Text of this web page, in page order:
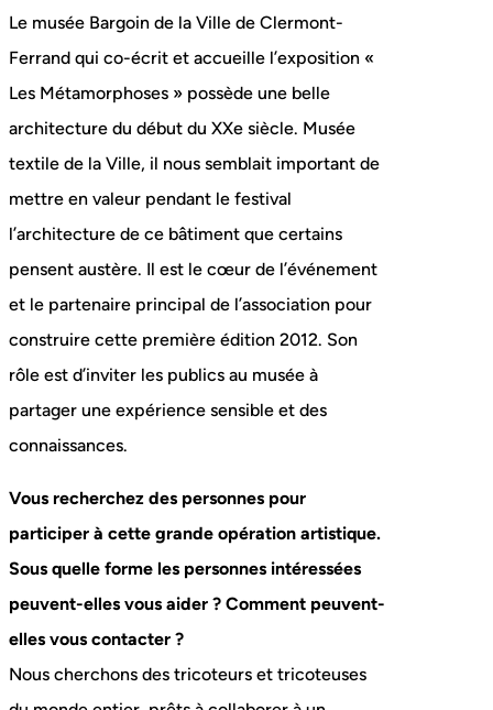
Le musée Bargoin de la Ville de Clermont-
Ferrand qui co-écrit et accueille l’exposition «
Les Métamorphoses » possède une belle
architecture du début du XXe siècle. Musée
textile de la Ville, il nous semblait important de
mettre en valeur pendant le festival
l’architecture de ce bâtiment que certains
pensent austère. Il est le cœur de l’événement
et le partenaire principal de l’association pour
construire cette première édition 2012. Son
rôle est d’inviter les publics au musée à
partager une expérience sensible et des
connaissances.
Vous recherchez des personnes pour
participer à cette grande opération artistique.
Sous quelle forme les personnes intéressées
peuvent-elles vous aider ? Comment peuvent-
elles vous contacter ?
Nous cherchons des tricoteurs et tricoteuses